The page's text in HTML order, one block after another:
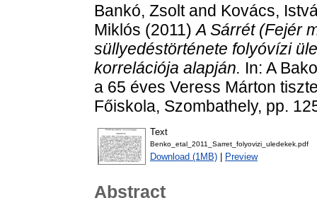
Bankó, Zsoltand Kovács,
Miklós (2011)A Sárrét (Fejér
süllyedéstörténete folyóvízi
korrelációja alapján. In: A
a 65 éves Veress Márton
Főiskola, Szombathely, pp.
Text
Benko_etal_2011_Sarret_folyovizi_uledekek.pdf
Download (1MB) Preview
Abstract